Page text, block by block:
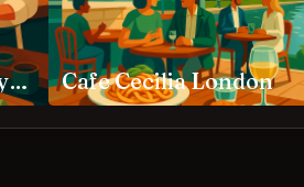
Sushi Park West Hollywood Cafe Cecilia London